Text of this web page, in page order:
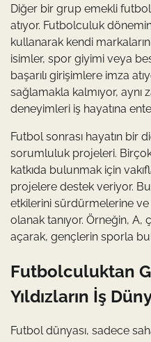
Diğer bir grup emekli
atıyor. Futbolculuk
kullanarak kendi
isimler, spor giyimi veya
başarılı girişimlere imza
sağlamakla kalmıyor,
deneyimleri iş hayatına
Futbol sonrası hayatın bir
sorumluluk projeleri.
katkıda bulunmak için
projelere destek veriyor.
etkilerini sürdürmelerine
olanak tanıyor. Örneğin,
açarak, gençlerin sporla
Futbolculuktan
Yıldızların İş
Futbol dünyası, sadece